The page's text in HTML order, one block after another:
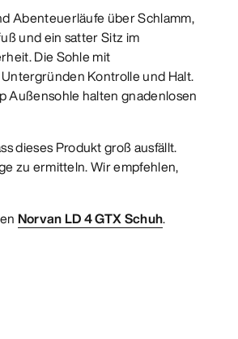
Abenteuerläufe über Schlamm,
und ein satter Sitz im
Die Sohle mit
Kontrolle und Halt.
Außensohle halten gnadenlosen
dieses Produkt groß ausfällt.
zu ermitteln. Wir empfehlen,
Norvan LD 4 GTX Schuh.